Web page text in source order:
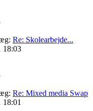
Re: Skolearbejde...
18:03
Re: Mixed media Swap
18:01